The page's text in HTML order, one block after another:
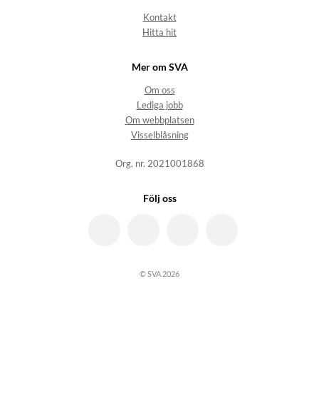
Kontakt
Hitta hit
Mer om SVA
Om oss
Lediga jobb
Om webbplatsen
Visselblåsning
Org. nr. 2021001868
Följ oss
© SVA 2026